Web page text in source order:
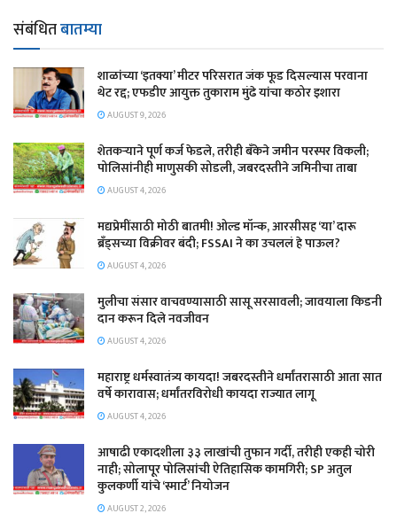
संबंधितबातम्या
शाळांच्या ‘इतक्या’ मीटर परिसरात जंक फूड दिसल्यास परवाना
थेट रद्द; एफडीए आयुक्त तुकाराम मुंढे यांचा कठोर इशारा
AUGUST 9, 2026
शेतकऱ्याने पूर्ण कर्ज फेडले, तरीही बँकेने जमीन परस्पर विकली;
पोलिसांनीही माणुसकी सोडली, जबरदस्तीने जमिनीचा ताबा
AUGUST 4, 2026
मद्यप्रेमींसाठी मोठी बातमी! ओल्ड मॉन्क, आरसीसह ‘या’ दारू
ब्रँड्सच्या विक्रीवर बंदी; FSSAI ने का उचललं हे पाऊल?
AUGUST 4, 2026
मुलीचा संसार वाचवण्यासाठी सासू सरसावली; जावयाला किडनी
दान करून दिले नवजीवन
AUGUST 4, 2026
महाराष्ट्र धर्मस्वातंत्र्य कायदा! जबरदस्तीने धर्मांतरासाठी आता सात
वर्षे कारावास; धर्मांतरविरोधी कायदा राज्यात लागू
AUGUST 4, 2026
आषाढी एकादशीला ३३ लाखांची तुफान गर्दी, तरीही एकही चोरी
नाही; सोलापूर पोलिसांची ऐतिहासिक कामगिरी; SP अतुल
कुलकर्णी यांचे ‘स्मार्ट’ नियोजन
AUGUST 2, 2026